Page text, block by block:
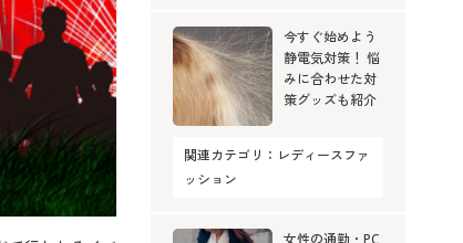
今すぐ始めよう
静電気対策！ 悩
みに合わせた対
策グッズも紹介
関連カテゴリ： レディースファ
ッション
女性の通勤・PC